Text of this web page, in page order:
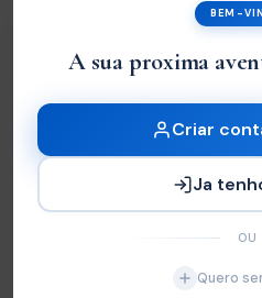
Very Good
Média
Ruim
BEM-
A sua proxima
Criar
Ja
OU
Quero